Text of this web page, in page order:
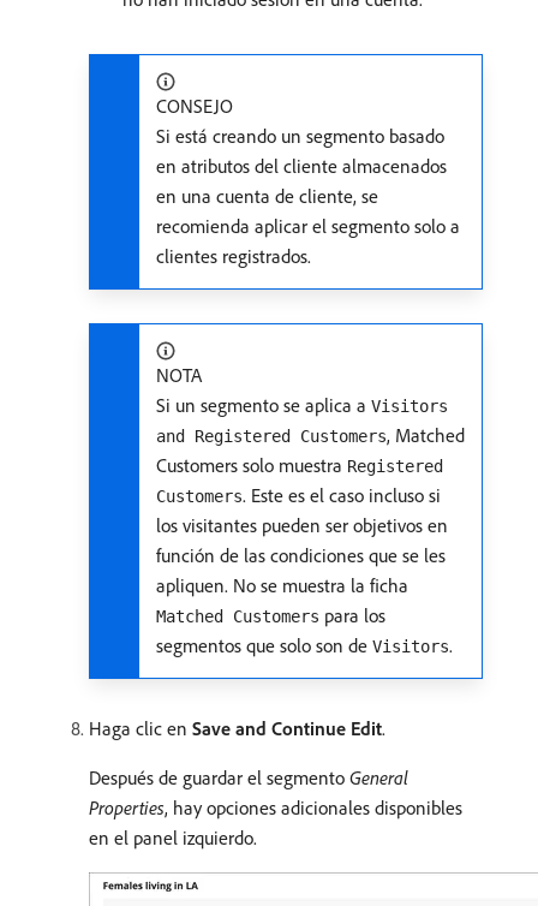
CONSEJO
Si está creando un segmento basado
en atributos del cliente almacenados
en una cuenta de cliente, se
recomienda aplicar el segmento solo a
clientes registrados.
NOTA
Si un segmento se aplica a Visitors
and Registered Customers, Matched
Customers solo muestra Registered
Customers. Este es el caso incluso si
los visitantes pueden ser objetivos en
función de las condiciones que se les
apliquen. No se muestra la ficha
Matched Customers para los
segmentos que solo son de Visitors.
Haga clic en Save and Continue Edit.
Después de guardar el segmento General
Properties, hay opciones adicionales disponibles
en el panel izquierdo.